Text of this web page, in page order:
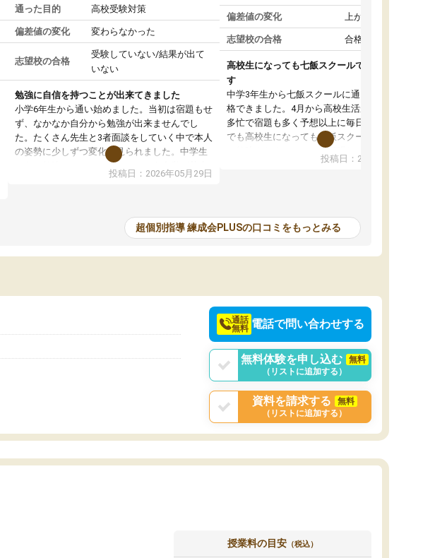
通った目的 高校受験対策
偏差値の変化 変わらなかった
志望校の合格
受験していない/結果が出て
いない
勉強に自信を持つことが出来てきました
小学6年生から通い始めました。当初は宿題もせ
ず、なかなか自分から勉強が出来ませんでし
た。たくさん先生と3者面談をしていく中で本人
の姿勢に少しずつ変化が見られました。中学生
になり勉強しないといけないという自覚が芽生
え自ら進んで受講を増やして頑張っています。
ま自ら進んで計画的に勉強を頑張ってほしいな
投稿日：2026年05月29日
偏差値の変化 上がった
志望校の合格 合格した
高校生になっても七飯スクールで頑張っていま
す
中学3年生から七飯スクールに通って志望校に合
格できました。4月から高校生活が始まり部活も
多忙で宿題も多く予想以上に毎日が大変です。
でも高校生になっても七飯スクールに通うこと
で勉強をおろそかにせず頑張れていると思いま
す。塾に行けば自分より年下の子たちが頑張っ
いる先生たちが変わらずにいてくれてその励ま
しで頑張れます。時には休みたいと思うことも
投稿日：2026年05月15日
超個別指導 練成会PLUSの口コミをもっとみる
通話
無料 電話で問い合わせする
無料体験を申し込む
無料
（リストに追加する）
資料を請求する
無料
（リストに追加する）
授業料の目安 （税込）